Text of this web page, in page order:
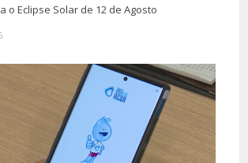
o Eclipse Solar de 12 de Agosto